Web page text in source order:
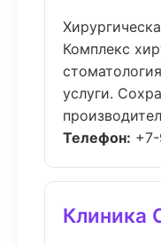
Комплекс
услуги.
Телефон:
Клиника